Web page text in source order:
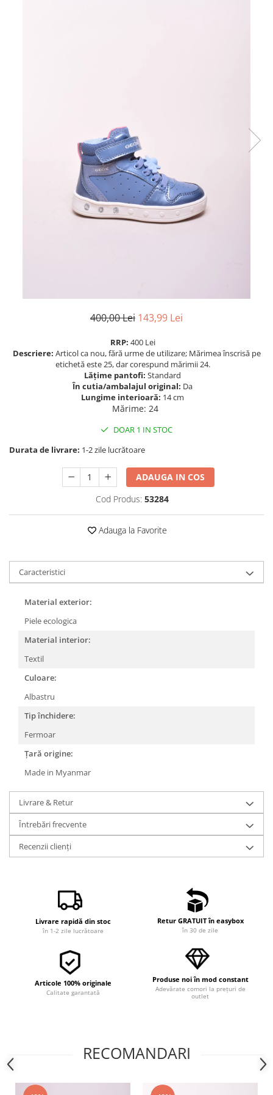
400,00 Lei 143,99 Lei
RRP: 400 Lei
Descriere: Articol ca nou, fără urme de utilizare; Mărimea înscrisă pe
etichetă este 25, dar corespund mărimii 24.
Lățime pantofi: Standard
În cutia/ambalajul original: Da
Lungime interioară: 14 cm
Mărime: 24
DOAR 1 IN STOC
Durata de livrare: 1-2 zile lucrătoare
ADAUGA IN COS
Cod Produs: 53284
Adauga la Favorite
Caracteristici
Material exterior:
Piele ecologica
Material interior:
Textil
Culoare:
Albastru
Tip închidere:
Fermoar
Țară origine:
Made in Myanmar
Livrare & Retur
Întrebări frecvente
Recenzii clienți
Livrare rapidă din stoc
în 1-2 zile lucrătoare
Retur GRATUIT în easybox
în 30 de zile
Articole 100% originale
Calitate garantată
Produse noi în mod constant
Adevărate comori la prețuri de
outlet
RECOMANDARI